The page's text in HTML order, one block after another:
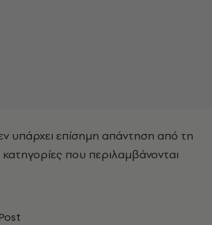
υπάρχει επίσημη απάντηση από τη
κατηγορίες που περιλαμβάνονται